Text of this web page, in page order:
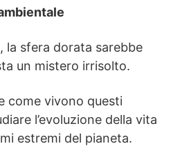
la sfera dorata sarebbe
un mistero irrisolto.
come vivono questi
l’evoluzione della vita
estremi del pianeta.